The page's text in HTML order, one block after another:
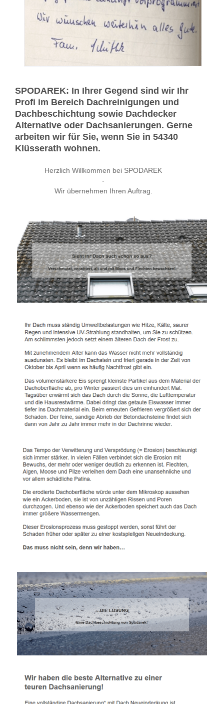
SPODAREK: In Ihrer Gegend sind wir Ihr
Profi im Bereich Dachreinigungen und
Dachbeschichtung sowie Dachdecker
Alternative oder Dachsanierungen. Gerne
arbeiten wir für Sie, wenn Sie in 54340
Klüsserath wohnen.
Herzlich Willkommen bei SPODAREK
-
Wir übernehmen Ihren Auftrag.